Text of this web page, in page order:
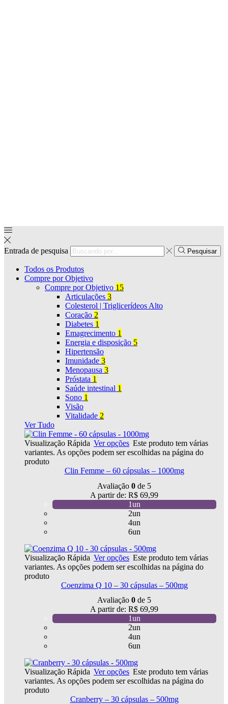
Entrada de pesquisa Pesquisar
Todos os Produtos
Compre por Objetivo
Compre por Objetivo 15
Articulações 3
Colesterol | Triglicerídeos Alto
Coração 2
Diabetes 1
Emagrecimento 1
Energia e disposição 5
Hipertensão
Imunidade 3
Menopausa 3
Próstata 1
Saúde intestinal 1
Sono 1
Visão
Vitalidade 2
Ver Tudo
Visualização Rápida Ver opções Este produto tem várias
variantes. As opções podem ser escolhidas na página do
produto
Clin Femme – 60 cápsulas – 1000mg
Avaliação 0 de 5
A partir de: R$ 69,99
1un
2un
4un
6un
Visualização Rápida Ver opções Este produto tem várias
variantes. As opções podem ser escolhidas na página do
produto
Coenzima Q 10 – 30 cápsulas – 500mg
Avaliação 0 de 5
A partir de: R$ 69,99
1un
2un
4un
6un
Visualização Rápida Ver opções Este produto tem várias
variantes. As opções podem ser escolhidas na página do
produto
Cranberry – 30 cápsulas – 500mg